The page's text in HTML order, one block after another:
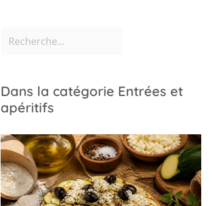
Dans la catégorie Entrées et
apéritifs